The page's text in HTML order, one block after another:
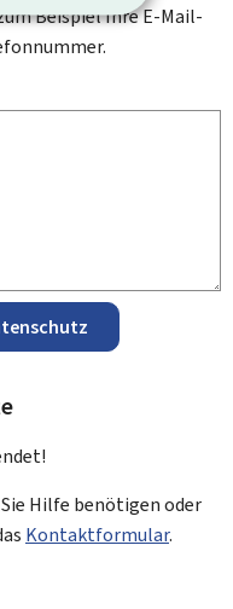
Beispiel Ihre E-Mail-
Hilfe benötigen oder
Kontaktformular.